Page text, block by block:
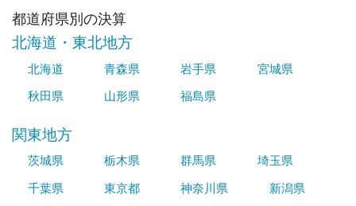
都道府県別の決算
北海道・東北地方
北海道 青森県 岩手県
宮城県
秋田県
山形県 福島県
関東地方
茨城県 栃木県 群馬県
埼玉県
千葉県
東京都 神奈川県
新潟県